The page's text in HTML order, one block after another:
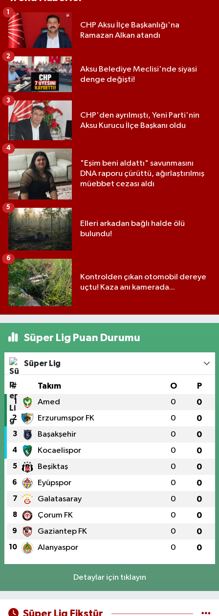
CHP Aksu İlçe Başkanlığı'na
Ramazan Alkan atandı
1
Aksu Belediye Meclisi'nde siyasi
denge değişti!
2
CHP'den ayrılmıştı, Yeni Parti'nin
Aksu Kurucu İlçe Başkanı oldu
3
"Eşim beni aldattı" savunmasını
DNA raporu çürüttü, ağırlaştırılmış
müebbet cezası aldı
4
Elleri arkadan bağlı halde ölü
bulundu!
5
Kontrolden çıkan otomobil dereye
uçtu! Kaza anı kamerada...
6
Süper Lig Puan Durumu
Süper Lig
# Takım O P
1 Amed 0 0
2 Erzurumspor FK 0 0
3 Başakşehir 0 0
4 Kocaelispor 0 0
5 Beşiktaş 0 0
6 Eyüpspor 0 0
7 Galatasaray 0 0
8 Çorum FK 0 0
9 Gaziantep FK 0 0
10 Alanyaspor 0 0
Detaylar için tıklayın
Süper Lig Fikstür